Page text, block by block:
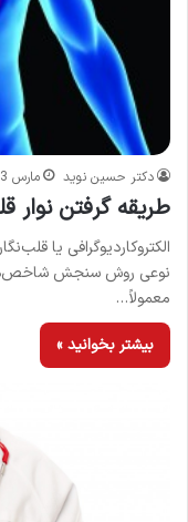
دکتر حسین نوید مارس 3, 2014
طریقه گرفتن نوار
نوعی روش سنجش
معمولاً…
بیشتر بخوانید »